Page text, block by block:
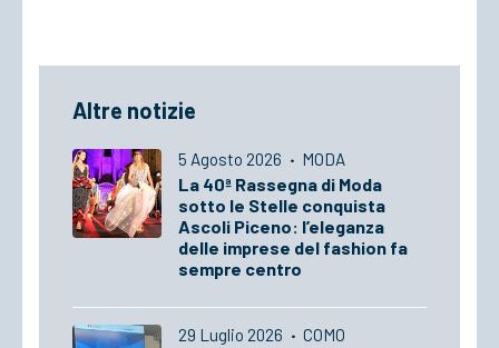
Altre notizie
5 Agosto 2026 · MODA
La 40ª Rassegna di Moda
sotto le Stelle conquista
Ascoli Piceno: l’eleganza
delle imprese del fashion fa
sempre centro
29 Luglio 2026 · COMO